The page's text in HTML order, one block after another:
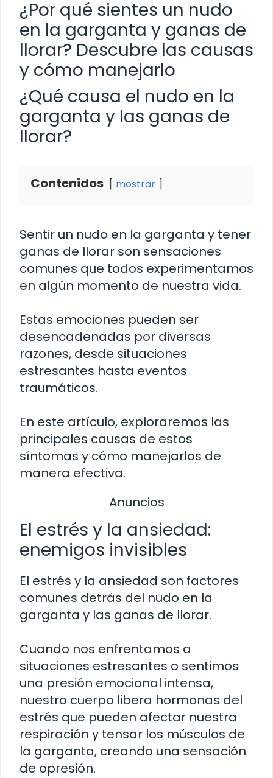
¿Por qué sientes un nudo
en la garganta y ganas de
llorar? Descubre las causas
y cómo manejarlo
¿Qué causa el nudo en la
garganta y las ganas de
llorar?
Contenidos mostrar
Sentir un nudo en la garganta y tener
ganas de llorar son sensaciones
comunes que todos experimentamos
en algún momento de nuestra vida.
Estas emociones pueden ser
desencadenadas por diversas
razones, desde situaciones
estresantes hasta eventos
traumáticos.
En este artículo, exploraremos las
principales causas de estos
síntomas y cómo manejarlos de
manera efectiva.
Anuncios
El estrés y la ansiedad:
enemigos invisibles
El estrés y la ansiedad son factores
comunes detrás del nudo en la
garganta y las ganas de llorar.
Cuando nos enfrentamos a
situaciones estresantes o sentimos
una presión emocional intensa,
nuestro cuerpo libera hormonas del
estrés que pueden afectar nuestra
respiración y tensar los músculos de
la garganta, creando una sensación
de opresión.